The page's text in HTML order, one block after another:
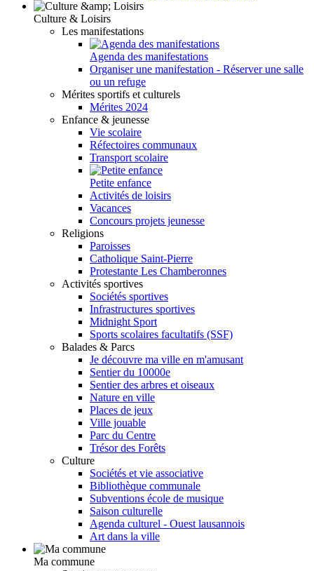
Culture & Loisirs
Les manifestations
Agenda des manifestations
Organiser une manifestation - Réserver une salle
ou un refuge
Mérites sportifs et culturels
Mérites 2024
Enfance & jeunesse
Vie scolaire
Réfectoires communaux
Transport scolaire
Petite enfance
Activités de loisirs
Vacances
Concours projets jeunesse
Religions
Paroisses
Catholique Saint-Pierre
Protestante Les Chamberonnes
Activités sportives
Sociétés sportives
Infrastructures sportives
Midnight Sport
Sports scolaires facultatifs (SSF)
Balades & Parcs
Je découvre ma ville en m'amusant
Sentier du 10000e
Sentier des arbres et oiseaux
Nature en ville
Places de jeux
Ville jouable
Parc du Centre
Trésor des Forêts
Culture
Sociétés et vie associative
Bibliothèque communale
Subventions école de musique
Saison culturelle
Agenda culturel - Ouest lausannois
Art dans la ville
Ma commune